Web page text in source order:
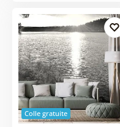
Colle gratuite